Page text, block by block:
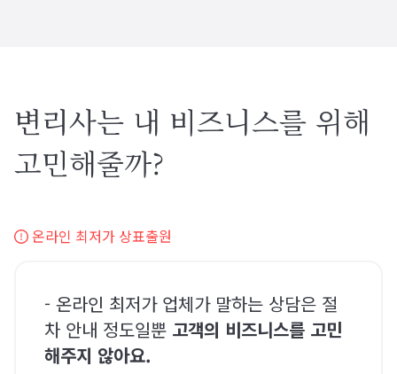
변리사는 내 비즈니스를 위해
고민해줄까?
온라인 최저가 상표출원
- 온라인 최저가 업체가 말하는 상담은 절
차 안내 정도일뿐 고객의 비즈니스를 고민
해주지 않아요.